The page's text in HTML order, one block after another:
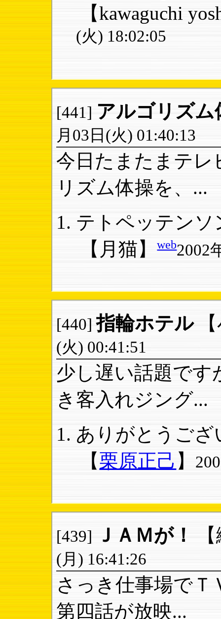
【kawaguchi
(火) 18:02:05
[441] アルゴリズム
月03日(火) 01:40:13
今日たまたまテ
リズム体操を、...
テトペッテンソ
【月猫】web2002
[440] 指輪ホテル
(火) 00:41:51
少し遅い話題です
き客入れジング...
ありがとうござ
【栗原正己 】
[439] ＪＡＭが！
(月) 16:41:26
さっき仕事場で
第四話が放映...